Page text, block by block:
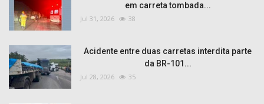
em carreta tombada...
Jul 31, 2026 38
Acidente entre duas carretas interdita parte
da BR-101...
Jul 28, 2026 35